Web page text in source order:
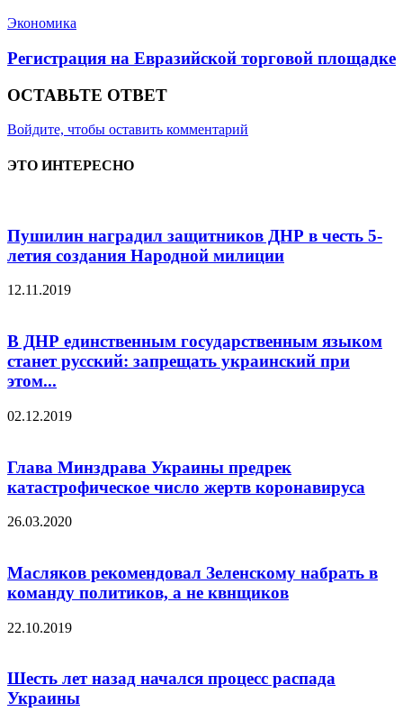
Экономика
Регистрация на Евразийской торговой площадке
ОСТАВЬТЕ ОТВЕТ
Войдите, чтобы оставить комментарий
ЭТО ИНТЕРЕСНО
Пушилин наградил защитников ДНР в честь 5-
летия создания Народной милиции
12.11.2019
В ДНР единственным государственным языком
станет русский: запрещать украинский при
этом...
02.12.2019
Глава Минздрава Украины предрек
катастрофическое число жертв коронавируса
26.03.2020
Масляков рекомендовал Зеленскому набрать в
команду политиков, а не квнщиков
22.10.2019
Шесть лет назад начался процесс распада
Украины